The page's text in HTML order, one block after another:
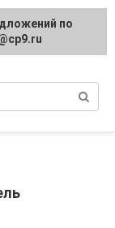
по